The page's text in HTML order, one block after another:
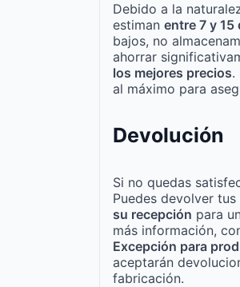
Debido a la
estiman entre 7 y 15
bajos, no
ahorrar
los mejores precios.
al máximo para
Devolución
Si no quedas
Puedes devolver
su recepción para
más información,
Excepción para
aceptarán
fabricación.